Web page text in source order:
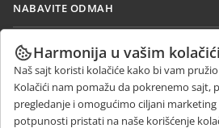
NABAVITE ODMAH
Docs
DocSpace
Workspace
Konektori
SARAĐUJTE
Za doprinosioce
Za prevodioce
PRIMAJTE VESTI
Blog
DOBIJTE POMOĆ
Harmonija u vašim
Naš sajt koristi kolačiće kako bi vam
Kolačići nam pomažu da pokrenemo sajt,
pregledanje i omogućimo ciljani marketing
potpunosti pristati na naše korišćenje